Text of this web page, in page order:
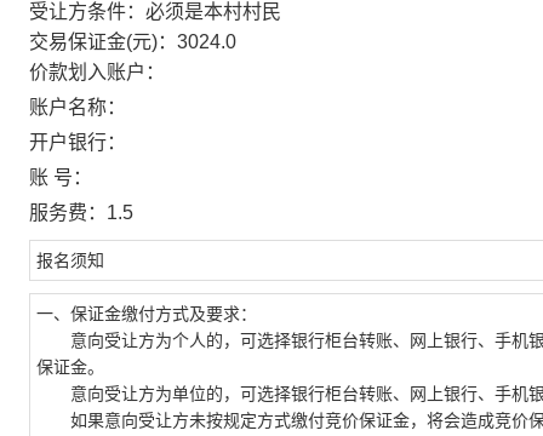
受让方条件：必须是本村村民
交易保证金(元)：3024.0
价款划入账户：
账户名称：
开户银行：
账 号：
服务费：1.5
报名须知
一、保证金缴付方式及要求：
意向受让方为个人的，可选择银行柜台转账、网上银行、手机
保证金。
意向受让方为单位的，可选择银行柜台转账、网上银行、手机
如果意向受让方未按规定方式缴付竞价保证金，将会造成竞价